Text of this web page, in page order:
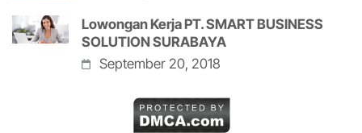
Lowongan Kerja PT. SMART BUSINESS
SOLUTION SURABAYA
September 20, 2018